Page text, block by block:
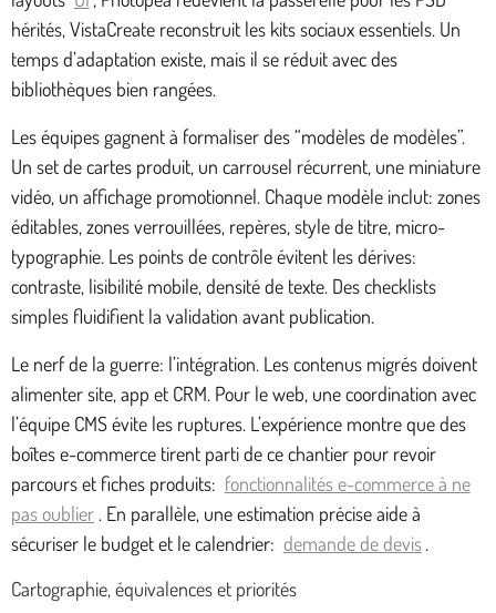
hérités, VistaCreate reconstruit les kits sociaux essentiels. Un
temps d’adaptation existe, mais il se réduit avec des
bibliothèques bien rangées.
Les équipes gagnent à formaliser des “modèles de modèles”.
Un set de cartes produit, un carrousel récurrent, une miniature
vidéo, un affichage promotionnel. Chaque modèle inclut: zones
éditables, zones verrouillées, repères, style de titre, micro-
typographie. Les points de contrôle évitent les dérives:
contraste, lisibilité mobile, densité de texte. Des checklists
simples fluidifient la validation avant publication.
Le nerf de la guerre: l’intégration. Les contenus migrés doivent
alimenter site, app et CRM. Pour le web, une coordination avec
l’équipe CMS évite les ruptures. L’expérience montre que des
boîtes e-commerce tirent parti de ce chantier pour revoir
parcours et fiches produits: fonctionnalités e-commerce à ne
pas oublier . En parallèle, une estimation précise aide à
sécuriser le budget et le calendrier: demande de devis .
Cartographie, équivalences et priorités